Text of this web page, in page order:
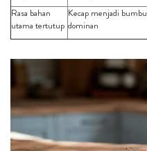
Rasa bahan
utama tertutup
Kecap menjadi bumbu
dominan